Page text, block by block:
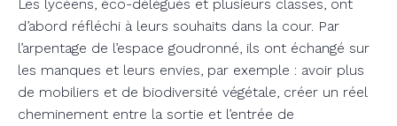
Les lycéens, éco-délégués et plusieurs classes, ont
d’abord réfléchi à leurs souhaits dans la cour. Par
l’arpentage de l’espace goudronné, ils ont échangé sur
les manques et leurs envies, par exemple : avoir plus
de mobiliers et de biodiversité végétale, créer un réel
cheminement entre la sortie et l’entrée de